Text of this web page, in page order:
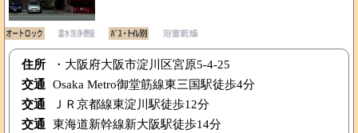
住所
・大阪府大阪市淀川区宮原5-4-25
交通 Osaka Metro御堂筋線東三国駅徒歩4分
交通
ＪＲ京都線東淀川駅徒歩12分
交通 東海道新幹線新大阪駅徒歩14分